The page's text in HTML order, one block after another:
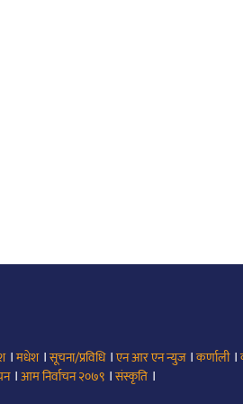
।मधेश।सूचना/प्रविधि।एन आर एन न्युज।कर्णाली।
।आम निर्वाचन २०७९ ।संस्कृति ।